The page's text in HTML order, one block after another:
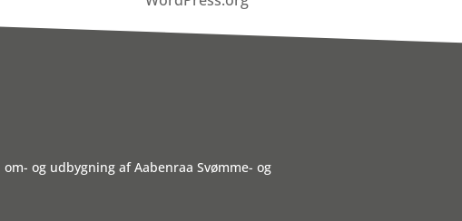
og udbygning af Aabenraa Svømme- og